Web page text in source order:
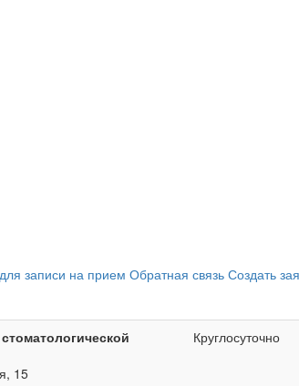
записи на прием Обратная связь Создать
15
Круглосуточно